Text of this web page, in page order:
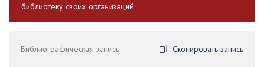
библиотеку своих организаций
Библиографическая запись:
Скопировать запись